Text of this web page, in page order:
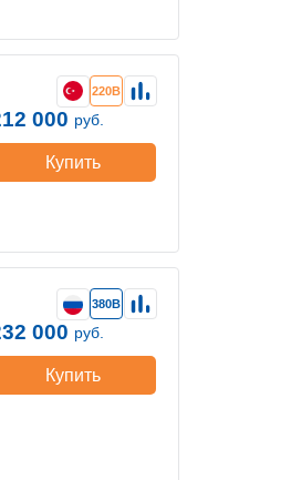
220В
000 руб.
Купить
380В
000 руб.
Купить